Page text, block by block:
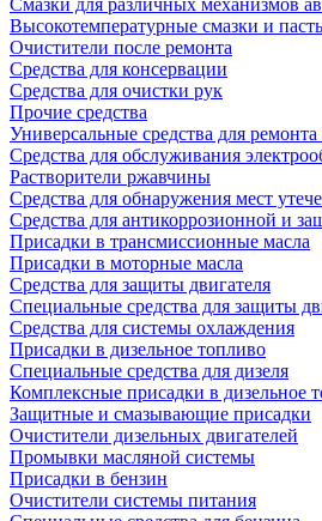
Смазки для различных механизмов
Высокотемпературные смазки и
Очистители после ремонта
Средства для консервации
Средства для очистки рук
Прочие средства
Универсальные средства для
Средства для обслуживания
Растворители ржавчины
Средства для обнаружения мест
Средства для антикоррозионной и
Присадки в трансмиссионные масла
Присадки в моторные масла
Средства для защиты двигателя
Специальныe средства для защиты
Средства для системы охлаждения
Присадки в дизельное топливо
Спeциальные средства для дизеля
Комплексные присадки в дизельное
Защитные и смазывающие присадки
Очистители дизельных двигателей
Промывки масляной системы
Присадки в бензин
Очистители системы питания